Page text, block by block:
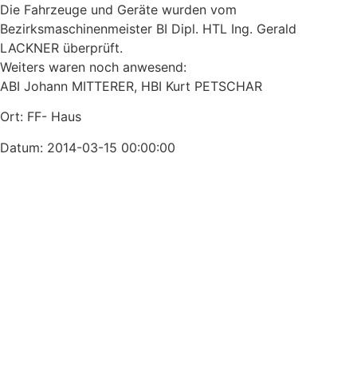
Die Fahrzeuge und Geräte wurden vom
Bezirksmaschinenmeister BI Dipl. HTL Ing. Gerald
LACKNER überprüft.
Weiters waren noch anwesend:
ABI Johann MITTERER, HBI Kurt PETSCHAR
Ort: FF- Haus
Datum: 2014-03-15 00:00:00